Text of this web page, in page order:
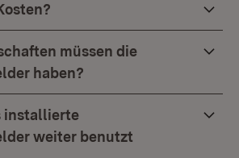
müssen die
haben?
installierte
weiter benutzt